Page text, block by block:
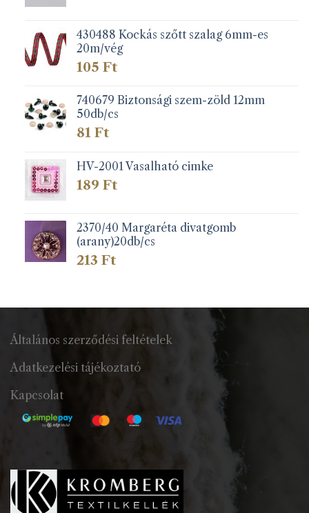
430488 Kockás szőtt szalag 6mm-es
20m/vég
105 Ft
740679 Biztonsági szem-zöld 12mm
50db/cs
81 Ft
HV-2001 Vasalható cimke
189 Ft
2370/40 Margaréta divatgomb
(arany)20db/cs
213 Ft
Általános szerződési feltételek
Adatkezelési tájékoztató
Kapcsolat